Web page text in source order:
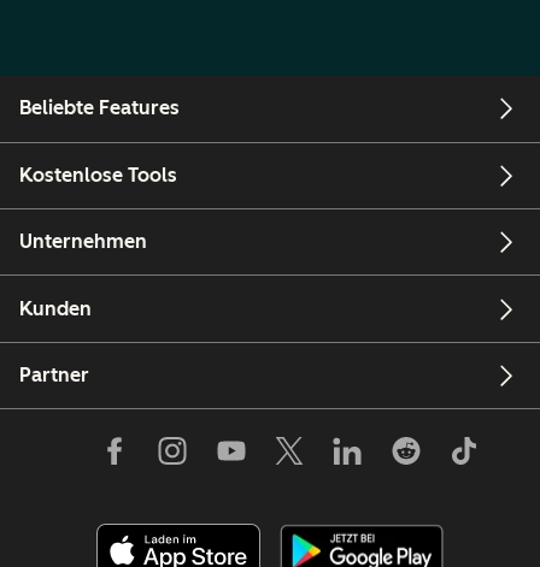
Beliebte Features
Kostenlose Tools
Unternehmen
Kunden
Partner